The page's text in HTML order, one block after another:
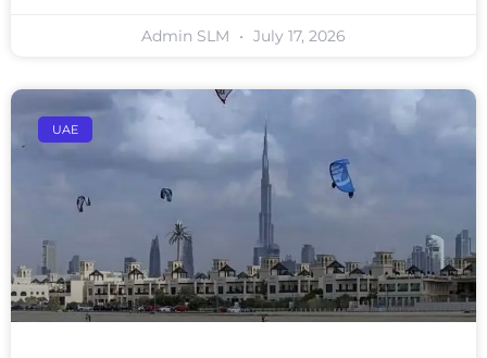
Admin SLM July 17, 2026
UAE